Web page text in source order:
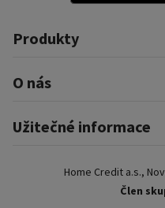
Produkty
Půjčky
Financování podnikatelů
Financování auta
O nás
Profil firmy
Pomáháme
Užitečné informace
Poradna a nejčastější
Dokumenty ke stažení
Home Credit a.s.,
Člen